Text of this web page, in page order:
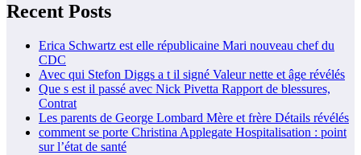
Recent Posts
Erica Schwartz est elle républicaine Mari nouveau chef du
CDC
Avec qui Stefon Diggs a t il signé Valeur nette et âge révélés
Que s est il passé avec Nick Pivetta Rapport de blessures,
Contrat
Les parents de George Lombard Mère et frère Détails révélés
comment se porte Christina Applegate Hospitalisation : point
sur l’état de santé